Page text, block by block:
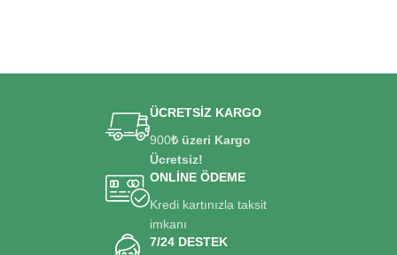
ÜCRETSİZ KARGO
900₺ üzeri Kargo
Ücretsiz!
ONLİNE ÖDEME
Kredi kartınızla taksit
imkanı
7/24 DESTEK